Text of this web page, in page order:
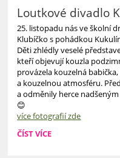
Loutkové divadlo
25. listopadu nás ve školní
Klubíčko s pohádkou
Děti zhlédly veselé
kteří objevují kouzla
provázela kouzelná
a kouzelnou atmosféru.
a odměnily herce
😊
více fotografií zde
LOUTKOVÉ
ČÍST VÍCE